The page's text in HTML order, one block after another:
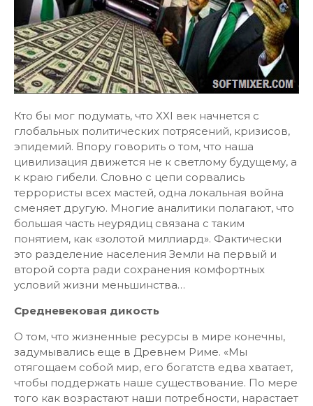
Кто бы мог подумать, что XXI век начнется с
глобальных политических потрясений, кризисов,
эпидемий. Впору говорить о том, что наша
цивилизация движется не к светлому будущему, а
к краю гибели. Словно с цепи сорвались
террористы всех мастей, одна локальная война
сменяет другую. Многие аналитики полагают, что
большая часть неурядиц связана с таким
понятием, как «золотой миллиард». Фактически
это разделение населения Земли на первый и
второй сорта ради сохранения комфортных
условий жизни меньшинства…
Средневековая дикость
О том, что жизненные ресурсы в мире конечны,
задумывались еще в Древнем Риме. «Мы
отягощаем собой мир, его богатств едва хватает,
чтобы поддержать наше существование. По мере
того как возрастают наши потребности, нарастает